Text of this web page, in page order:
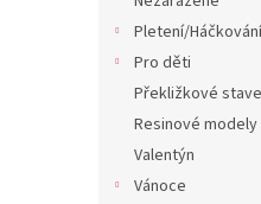
Pletení/Háčkování
Pro děti
Překližkové
Resinové modely
Valentýn
Vánoce